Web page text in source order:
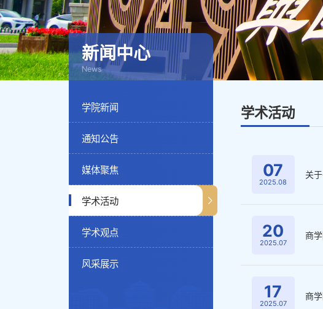
新闻中心
News
学院新闻
通知公告
媒体聚焦
学术活动
学术观点
风采展示
学术活动
07
2025.08
关
20
2025.07
商
17
2025.07
商